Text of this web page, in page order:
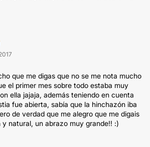
que me digas que no se me nota mucho
el primer mes sobre todo estaba muy
ella jajaja, además teniendo en cuenta
fue abierta, sabía que la hinchazón iba
de verdad que me alegro que me digais
y natural, un abrazo muy grande!! :)